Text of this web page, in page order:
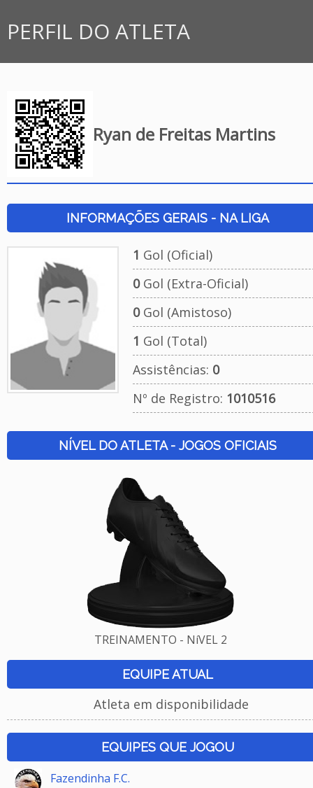
PERFIL DO ATLETA
Ryan de Freitas Martins
INFORMAÇÕES GERAIS - NA LIGA
1 Gol (Oficial)
0Gol (Extra-Oficial)
0Gol (Amistoso)
1 Gol (Total)
Assistências: 0
Nº de Registro: 1010516
NÍVEL DO ATLETA - JOGOS OFICIAIS
TREINAMENTO - NíVEL 2
EQUIPE ATUAL
Atleta em disponibilidade
EQUIPES QUE JOGOU
Fazendinha F.C.